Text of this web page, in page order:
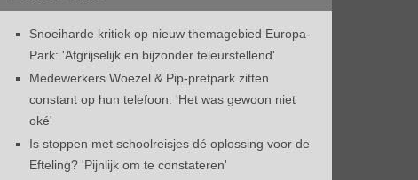
Snoeiharde kritiek op nieuw themagebied Europa-
Park: 'Afgrijselijk en bijzonder teleurstellend'
Medewerkers Woezel & Pip-pretpark zitten
constant op hun telefoon: 'Het was gewoon niet
oké'
Is stoppen met schoolreisjes dé oplossing voor de
Efteling? 'Pijnlijk om te constateren'